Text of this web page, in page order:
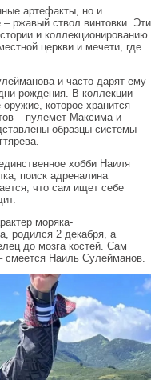
артефакты, но и
ржавый ствол винтовки. Эти
и коллекционированию.
церкви и мечети, где
и часто дарят ему
рождения. В коллекции
оружие, которое хранится
– пулемет Максима и
образцы системы
хобби Наиля
поиск адреналина
что сам ищет себе
моряка-
родился 2 декабря, а
до мозга костей. Сам
смеется Наиль Сулейманов.